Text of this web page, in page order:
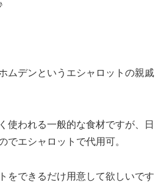
ムデンというエシャロットの親戚
使われる一般的な食材ですが、日
でエシャロットで代用可。
をできるだけ用意して欲しいです